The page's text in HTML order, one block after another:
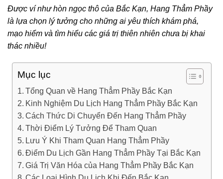
Được ví như hòn ngọc thô của Bắc Kạn, Hang Thẳm Phầy
là lựa chọn lý tưởng cho những ai yêu thích khám phá,
mạo hiểm và tìm hiểu các giá trị thiên nhiên chưa bị khai
thác nhiều!
Mục lục
Tổng Quan về Hang Thẳm Phầy Bắc Kạn
Kinh Nghiệm Du Lịch Hang Thẳm Phầy Bắc Kạn
Cách Thức Di Chuyển Đến Hang Thẳm Phầy
Thời Điểm Lý Tưởng Để Tham Quan
Lưu Ý Khi Tham Quan Hang Thẳm Phầy
Điểm Du Lịch Gần Hang Thẳm Phầy Tại Bắc Kạn
Giá Trị Văn Hóa của Hang Thẳm Phầy Bắc Kạn